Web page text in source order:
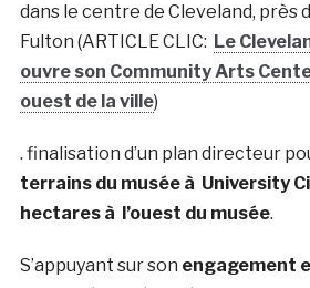
dans le centre de Cleveland, près
Fulton (ARTICLE CLIC: Le
ouvre son Community Arts
ouest de la ville)
. finalisation d’un plan directeur
terrains du musée à University
hectares à l’ouest du musée.
S’appuyant sur son engagement